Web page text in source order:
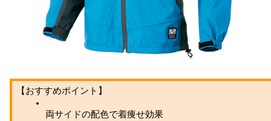
【おすすめポイント】
両サイドの配色で着痩せ効果